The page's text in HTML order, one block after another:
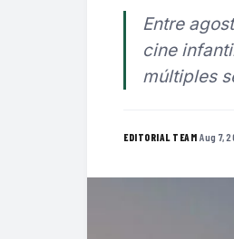
Entre
cine
múltiples
EDITORIAL TEAM·Aug 7,